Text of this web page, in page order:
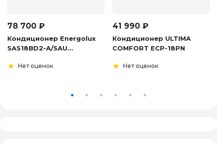
78 700 ₽
Кондиционер Energolux
SAS18BD2-A/SAU...
Нет оценок
41 990 ₽
Кондиционер ULTIMA
COMFORT ECP-18PN
Нет оценок